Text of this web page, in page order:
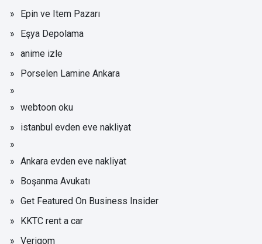
Epin ve Item Pazarı
Eşya Depolama
anime izle
Porselen Lamine Ankara
webtoon oku
istanbul evden eve nakliyat
Ankara evden eve nakliyat
Boşanma Avukatı
Get Featured On Business Insider
KKTC rent a car
Verigom